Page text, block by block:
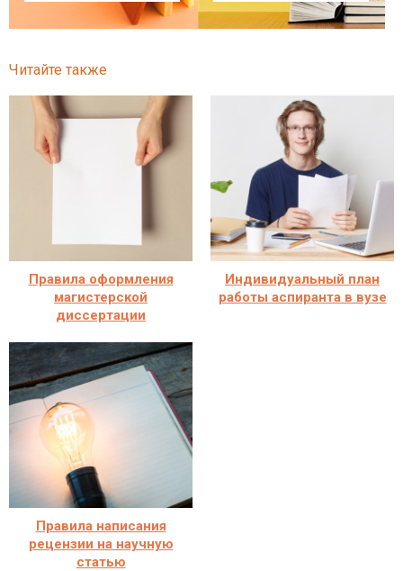
Читайте также
Правила оформления
магистерской
диссертации
Индивидуальный план
работы аспиранта в вузе
Правила написания
рецензии на научную
статью